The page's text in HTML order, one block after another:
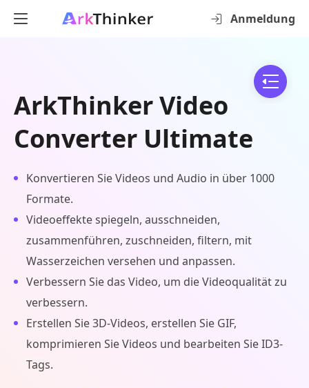
Anmeldung
ArkThinker Video
Converter Ultimate
Konvertieren Sie Videos und Audio in über 1000
Formate.
Videoeffekte spiegeln, ausschneiden,
zusammenführen, zuschneiden, filtern, mit
Wasserzeichen versehen und anpassen.
Verbessern Sie das Video, um die Videoqualität zu
verbessern.
Erstellen Sie 3D-Videos, erstellen Sie GIF,
komprimieren Sie Videos und bearbeiten Sie ID3-
Tags.